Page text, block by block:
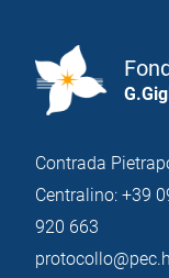
Contrada
Centralino: +39
920 663